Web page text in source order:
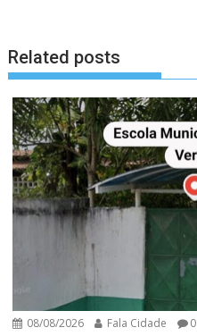
Related posts
08/08/2026 Fala Cidade 0